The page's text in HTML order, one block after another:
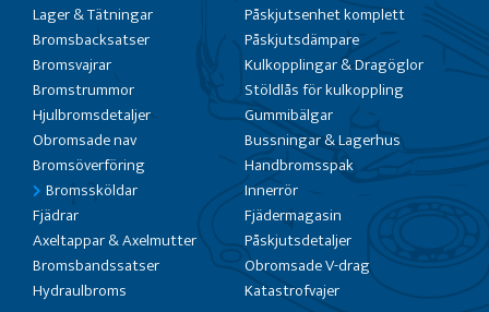
Lager & Tätningar
Bromsbacksatser
Bromsvajrar
Bromstrummor
Hjulbromsdetaljer
Obromsade nav
Bromsöverföring
Bromssköldar
Fjädrar
Axeltappar & Axelmutter
Bromsbandssatser
Hydraulbroms
Påskjutsenhet komplett
Påskjutsdämpare
Kulkopplingar & Dragöglor
Stöldlås för kulkoppling
Gummibälgar
Bussningar & Lagerhus
Handbromsspak
Innerrör
Fjädermagasin
Påskjutsdetaljer
Obromsade V-drag
Katastrofvajer